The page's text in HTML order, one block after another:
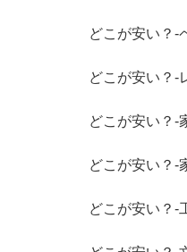
どこが安い？-
どこが安い？-
どこが安い？-
どこが安い？-
どこが安い？-